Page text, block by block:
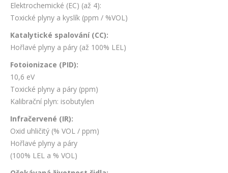
Elektrochemické (EC) (až 4):
Toxické plyny a kyslík (ppm / %VOL)
Katalytické spalování (CC):
Hořlavé plyny a páry (až 100% LEL)
Fotoionizace (PID):
10,6 eV
Toxické plyny a páry (ppm)
Kalibrační plyn: isobutylen
Infračervené (IR):
Oxid uhličitý (% VOL / ppm)
Hořlavé plyny a páry
(100% LEL a % VOL)